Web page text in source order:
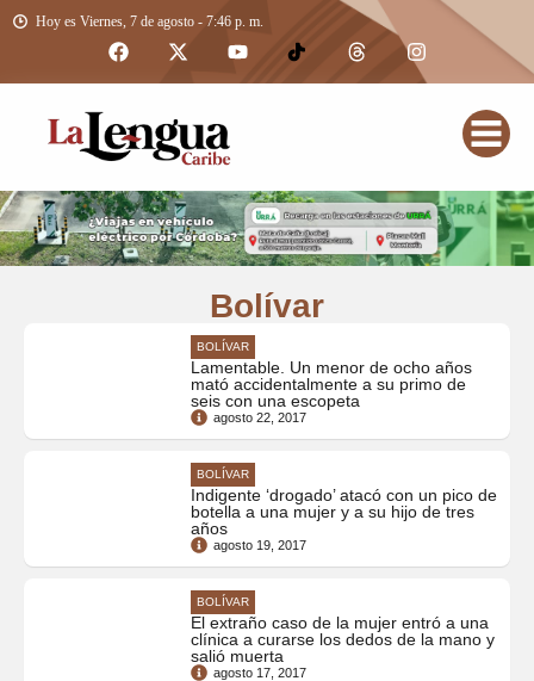
Hoy es Viernes, 7 de agosto - 7:46 p. m.
Bolívar
BOLÍVAR
Lamentable. Un menor de ocho años
mató accidentalmente a su primo de
seis con una escopeta
agosto 22, 2017
BOLÍVAR
Indigente ‘drogado’ atacó con un pico de
botella a una mujer y a su hijo de tres
años
agosto 19, 2017
BOLÍVAR
El extraño caso de la mujer entró a una
clínica a curarse los dedos de la mano y
salió muerta
agosto 17, 2017